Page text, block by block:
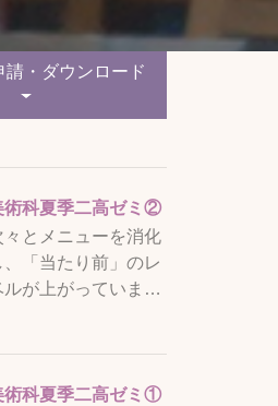
請・ダウンロード
術科夏季二高ゼミ②
々とメニューを消化
、「当たり前」のレ
ルが上がっていま…
術科夏季二高ゼミ①